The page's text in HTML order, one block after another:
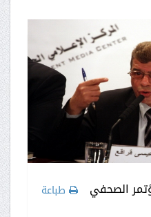
طباعة الصحفي